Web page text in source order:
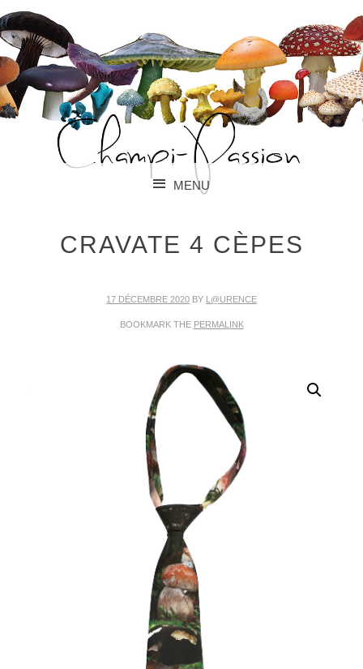
CHAMPI-PASSION
PARLONS CHAMPIGNONS !
MENU
CRAVATE 4 CÈPES
17 DÉCEMBRE 2020 BY L@URENCE
BOOKMARK THE PERMALINK